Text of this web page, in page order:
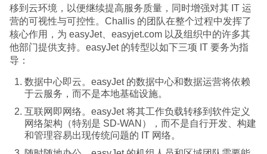
移到云环境，以便继续提高服务质量，同时增强对其 IT 运
营的可视性与可控性。Challis 的团队在整个过程中发挥了
核心作用，为 easyJet、easyjet.com 以及组织中的许多其
他部门提供支持。easyJet 的转型以如下三项 IT 要务为指
导：
数据中心即云。easyJet 的数据中心和数据运营将依赖
于云服务，而不是本地基础设施。
互联网即网络。easyJet 将其工作负载转移到软件定义
网络架构（特别是 SD-WAN），而不是自行开发、构建
和管理容易出现传统问题的 IT 网络。